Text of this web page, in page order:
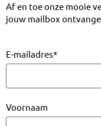
Af en toe onze mooie
jouw mailbox
E-mailadres*
Voornaam